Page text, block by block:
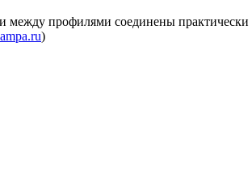
профилями соединены практически
)